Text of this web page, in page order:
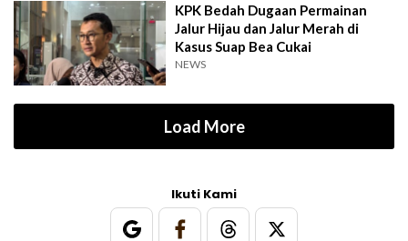
KPK Bedah Dugaan Permainan
Jalur Hijau dan Jalur Merah di
Kasus Suap Bea Cukai
NEWS
Load More
Ikuti Kami